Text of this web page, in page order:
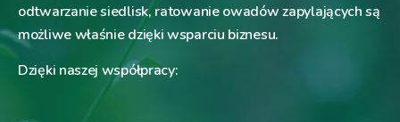
odtwarzanie siedlisk, ratowanie owadów zapylających są
możliwe właśnie dzięki wsparciu biznesu.
Dzięki naszej współpracy: